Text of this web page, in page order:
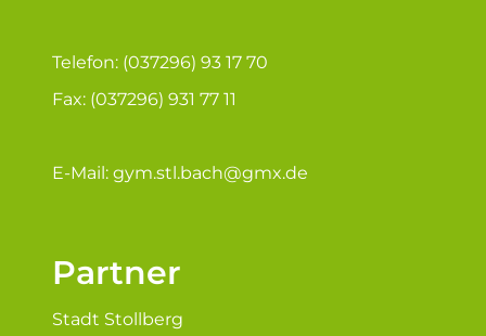
Telefon: (037296) 93 17 70
Fax: (037296) 931 77 11
E-Mail: gym.stl.bach@gmx.de
Partner
Stadt Stollberg